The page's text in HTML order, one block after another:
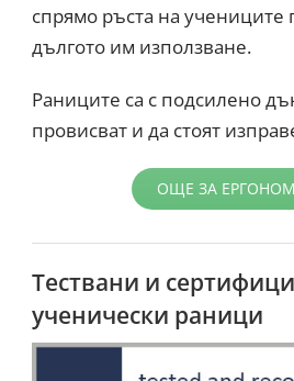
спрямо ръста на учениците
дългото им използване.
Раниците са с подсилено
провисват и да стоят
ОЩЕ ЗА
Тествани и
ученически раници